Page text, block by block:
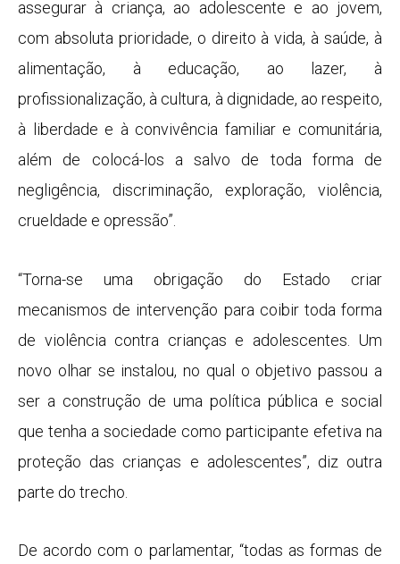
assegurar à criança, ao adolescente e ao jovem,
com absoluta prioridade, o direito à vida, à saúde, à
alimentação, à educação, ao lazer, à
profissionalização, à cultura, à dignidade, ao respeito,
à liberdade e à convivência familiar e comunitária,
além de colocá-los a salvo de toda forma de
negligência, discriminação, exploração, violência,
crueldade e opressão”.
“Torna-se uma obrigação do Estado criar
mecanismos de intervenção para coibir toda forma
de violência contra crianças e adolescentes. Um
novo olhar se instalou, no qual o objetivo passou a
ser a construção de uma política pública e social
que tenha a sociedade como participante efetiva na
proteção das crianças e adolescentes”, diz outra
parte do trecho.
De acordo com o parlamentar, “todas as formas de